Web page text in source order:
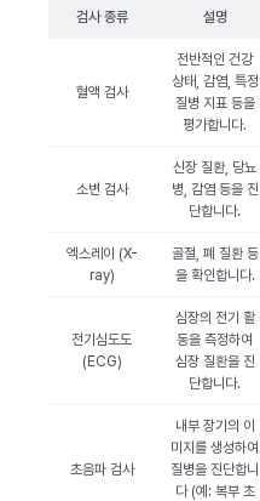
검사 종류 설명
혈액 검사
전반적인 건강
상태, 감염, 특정
질병 지표 등을
평가합니다.
소변 검사
신장 질환, 당뇨
병, 감염 등을 진
단합니다.
엑스레이 (X-
ray)
골절, 폐 질환 등
을 확인합니다.
전기심도도
(ECG)
심장의 전기 활
동을 측정하여
심장 질환을 진
단합니다.
초음파 검사
내부 장기의 이
미지를 생성하여
질병을 진단합니
다 (예: 복부 초